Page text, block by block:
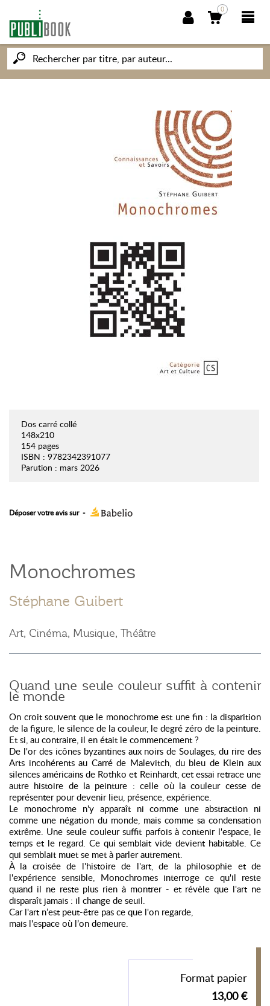
0
NOUVEAUTÉS
PUBLIBOOK
SOCIÉTÉ DES ÉCRIVAINS
CONNAISSANCES ET SAVOIRS
MON PETIT ÉDITEUR
Dos carré collé
148x210
154 pages
ISBN : 9782342391077
Parution : mars 2026
Déposer votre avis sur -
Monochromes
Stéphane Guibert
Art, Cinéma, Musique, Théâtre
Quand une seule couleur suffit à contenir
le monde
On croit souvent que le monochrome est une fin : la disparition
de la figure, le silence de la couleur, le degré zéro de la peinture.
Et si, au contraire, il en était le commencement ?
De l'or des icônes byzantines aux noirs de Soulages, du rire des
Arts incohérents au Carré de Malevitch, du bleu de Klein aux
silences américains de Rothko et Reinhardt, cet essai retrace une
autre histoire de la peinture : celle où la couleur cesse de
représenter pour devenir lieu, présence, expérience.
Le monochrome n'y apparaît ni comme une abstraction ni
comme une négation du monde, mais comme sa condensation
extrême. Une seule couleur suffit parfois à contenir l'espace, le
temps et le regard. Ce qui semblait vide devient habitable. Ce
qui semblait muet se met à parler autrement.
À la croisée de l'histoire de l'art, de la philosophie et de
l'expérience sensible, Monochromes interroge ce qu'il reste
quand il ne reste plus rien à montrer - et révèle que l'art ne
disparaît jamais : il change de seuil.
Car l'art n’est peut-être pas ce que l'on regarde,
mais l'espace où l’on demeure.
Format papier
13,00 €